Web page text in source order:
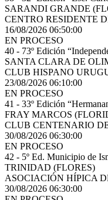
SARANDI GRANDE
CENTRO RESIDENTE
16/08/2026 06:50:00
EN PROCESO
40 - 73º Edición
SANTA CLARA DE
CLUB HISPANO
23/08/2026 06:10:00
EN PROCESO
41 - 33º Edición
FRAY MARCOS
CLUB CENTENARIO
30/08/2026 06:30:00
EN PROCESO
42 - 5º Ed. Municipio de
TRINIDAD (FLORES)
ASOCIACIÓN HÍPICA
30/08/2026 06:30:00